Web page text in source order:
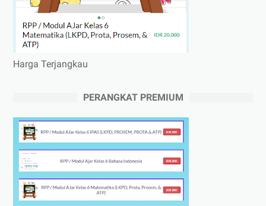
Harga Terjangkau
PERANGKAT PREMIUM